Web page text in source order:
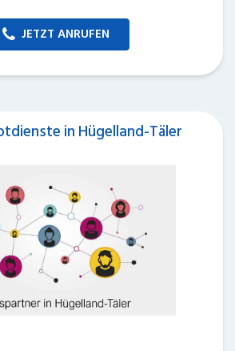
JETZT ANRUFEN
in Hügelland-Täler